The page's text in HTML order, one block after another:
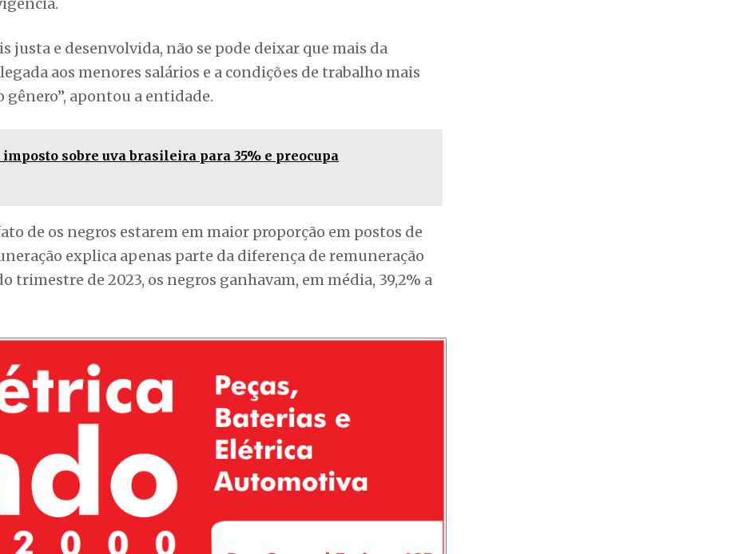
justa e desenvolvida, não se pode deixar que mais da
aos menores salários e a condições de trabalho mais
gênero”, apontou a entidade.
sobre uva brasileira para 35% e preocupa
de os negros estarem em maior proporção em postos de
explica apenas parte da diferença de remuneração
trimestre de 2023, os negros ganhavam, em média, 39,2% a